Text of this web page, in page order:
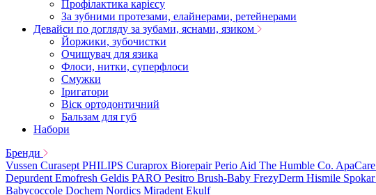
Профілактика карієсу
За зубними протезами, елайнерами, ретейнерами
Девайси по догляду за зубами, яснами, язиком
Йоржики, зубочистки
Очищувач для язика
Флоси, нитки, суперфлоси
Смужки
Іригатори
Віск ортодонтичний
Бальзам для губ
Набори
Бренди
Vussen Curasept PHILIPS Curaprox Biorepair Perio Aid The Humble Co. ApaCare
Depurdent Emofresh Geldis PARO Pesitro Brush-Baby FrezyDerm Hismile Spokar
Babycoccole Dochem Nordics Miradent Ekulf